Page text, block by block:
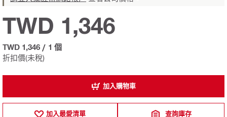
折扣價(未稅)
TWD 1,346
TWD 1,346 / 1 個
加入購物車
加入最愛清單 查詢庫存